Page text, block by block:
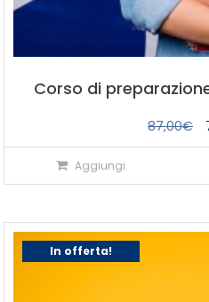
Corso di
87,00€
Il
Aggiungi
In offerta!